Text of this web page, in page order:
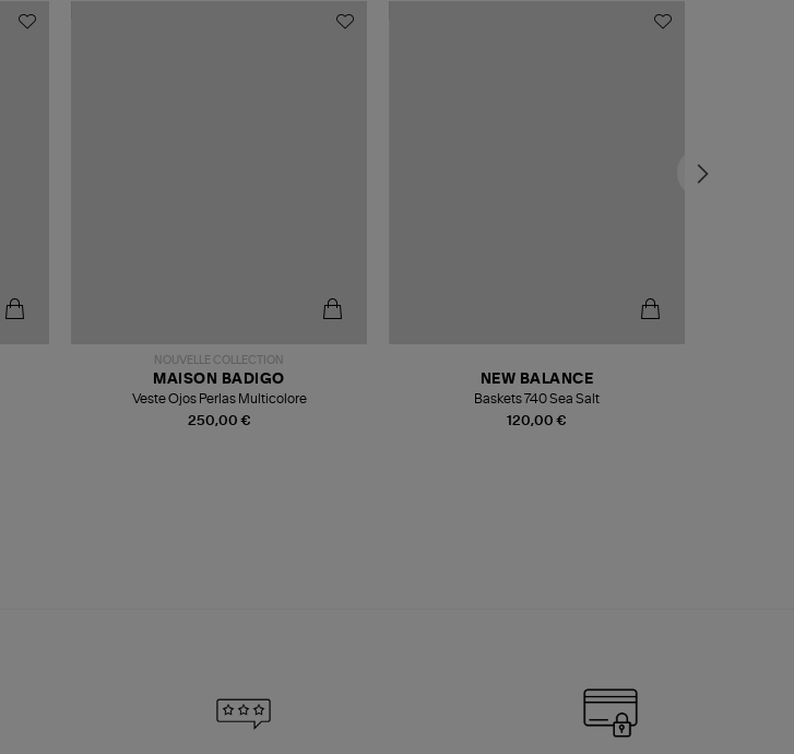
NOUVELLE COLLECTION
250,00 €
MAISON BADIGO
Veste Ojos Perlas Multicolore
120,00 €
NEW BALANCE
Baskets 740 Sea Salt